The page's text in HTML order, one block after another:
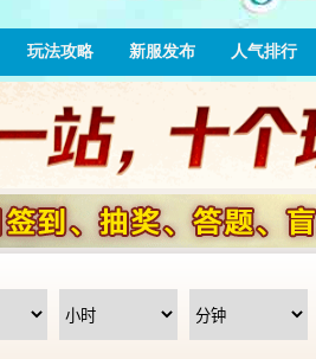
玩法攻略 新服发布 人气排行